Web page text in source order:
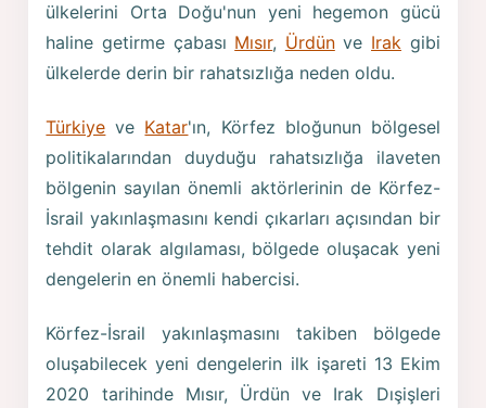
ülkelerini Orta Doğu'nun yeni hegemon gücü
haline getirme çabası Mısır, Ürdün ve Irak gibi
ülkelerde derin bir rahatsızlığa neden oldu.
Türkiye ve Katar'ın, Körfez bloğunun bölgesel
politikalarından duyduğu rahatsızlığa ilaveten
bölgenin sayılan önemli aktörlerinin de Körfez-
İsrail yakınlaşmasını kendi çıkarları açısından bir
tehdit olarak algılaması, bölgede oluşacak yeni
dengelerin en önemli habercisi.
Körfez-İsrail yakınlaşmasını takiben bölgede
oluşabilecek yeni dengelerin ilk işareti 13 Ekim
2020 tarihinde Mısır, Ürdün ve Irak Dışişleri